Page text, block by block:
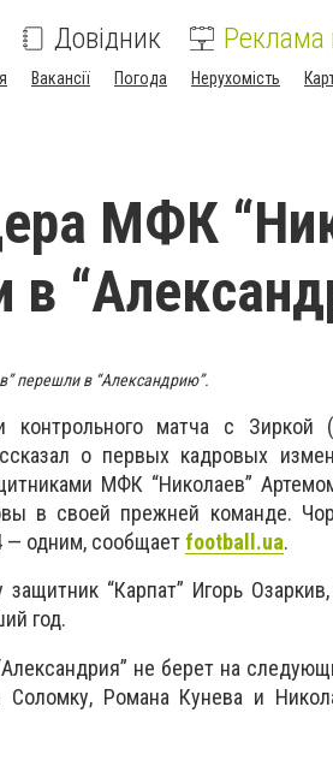
Довідник Реклама
Вакансії Погода Нерухомість
МФК
в
перешли в “Александрию”.
контрольного матча с Зиркой
о первых кадровых
МФК “Николаев”
в своей прежней команде.
— одним, сообщаетfootball .ua.
“Карпат” Игорь
год.
не берет на
Соломку, Романа Кунева и